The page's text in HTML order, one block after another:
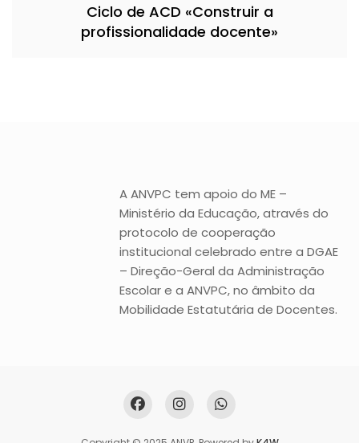
Ciclo de ACD «Construir a
profissionalidade docente»
A ANVPC tem apoio do ME –
Ministério da Educação, através do
protocolo de cooperação
institucional celebrado entre a DGAE
– Direção-Geral da Administração
Escolar e a ANVPC, no âmbito da
Mobilidade Estatutária de Docentes.